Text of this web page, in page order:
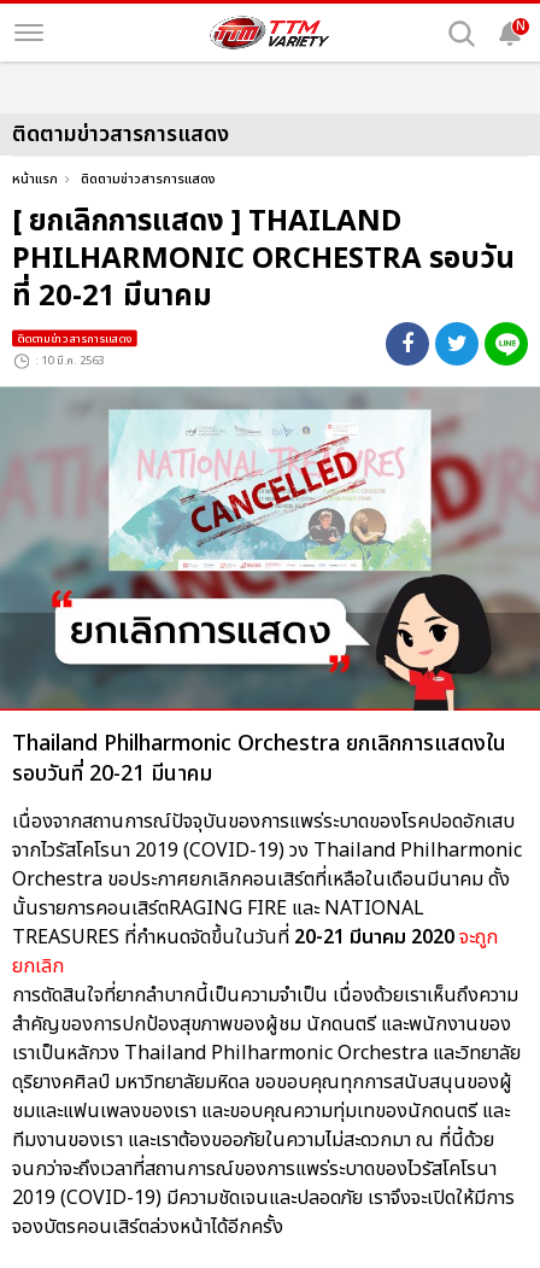
N
ติดตามข่าวสารการแสดง
หน้าแรก ติดตามข่าวสารการแสดง
[ ยกเลิกการแสดง ] THAILAND
PHILHARMONIC ORCHESTRA รอบวัน
ที่ 20-21 มีนาคม
ติดตามข่าวสารการแสดง
: 10 มี.ค. 2563
Thailand Philharmonic Orchestra ยกเลิกการแสดงใน
รอบวันที่ 20-21 มีนาคม
เนื่องจากสถานการณ์ปัจจุบันของการแพร่ระบาดของโรคปอดอักเสบ
จากไวรัสโคโรนา 2019 (COVID-19) วง Thailand Philharmonic
Orchestra ขอประกาศยกเลิกคอนเสิร์ตที่เหลือในเดือนมีนาคม ดั้ง
นั้นรายการคอนเสิร์ตRAGING FIRE และ NATIONAL
TREASURES ที่กำหนดจัดขึ้นในวันที่ 20-21 มีนาคม 2020จะถูก
ยกเลิก
การตัดสินใจที่ยากลำบากนี้เป็นความจำเป็น เนื่องด้วยเราเห็นถึงความ
สำคัญของการปกป้องสุขภาพของผู้ชม นักดนตรี และพนักงานของ
เราเป็นหลักวง Thailand Philharmonic Orchestra และวิทยาลัย
ดุริยางคศิลป์ มหาวิทยาลัยมหิดล ขอขอบคุณทุกการสนับสนุนของผู้
ชมและแฟนเพลงของเรา และขอบคุณความทุ่มเทของนักดนตรี และ
ทีมงานของเรา และเราต้องขออภัยในความไม่สะดวกมา ณ ที่นี้ด้วย
จนกว่าจะถึงเวลาที่สถานการณ์ของการแพร่ระบาดของไวรัสโคโรนา
2019 (COVID-19) มีความชัดเจนและปลอดภัย เราจึงจะเปิดให้มีการ
จองบัตรคอนเสิร์ตล่วงหน้าได้อีกครั้ง